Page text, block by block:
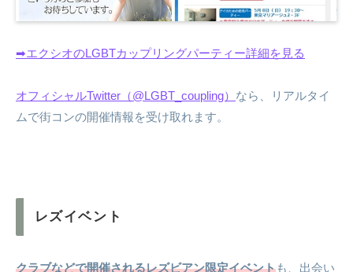
➡エクシオのLGBTカップリングパーティー詳細を見る
オフィシャルTwitter（@LGBT_coupling） なら、リアルタイ
ムで街コンの開催情報を受け取れます。
レズイベント
クラブなどで開催されるレズビアン限定イベントも、出会い